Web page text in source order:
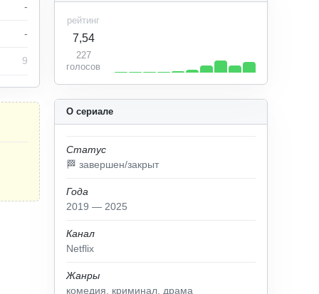
О сериале
Статус
🏁 завершен/закрыт
Года
2019 — 2025
Канал
Netflix
Жанры
комедия
криминал драма
рейтинг
7,54
227
голосов
-
-
9